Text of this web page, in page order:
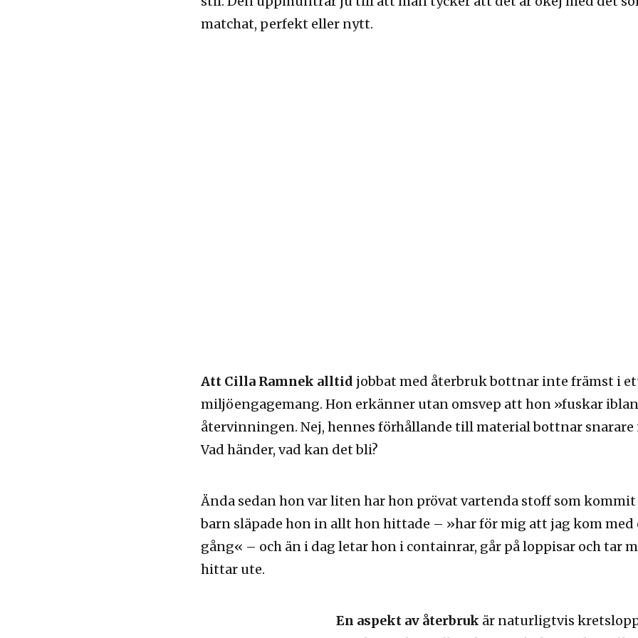
matchat, perfekt eller nytt.
Att Cilla Ramnek alltid jobbat med återbruk bottnar inte främst i
miljöengagemang. Hon erkänner utan omsvep att hon »fuskar
återvinningen. Nej, hennes förhållande till material bottnar
Vad händer, vad kan det bli?
Ända sedan hon var liten har hon prövat vartenda stoff som kommit
barn släpade hon in allt hon hittade – »har för mig att jag kom med
gång« – och än i dag letar hon i containrar, går på loppisar och tar
hittar ute.
En aspekt av återbruk är naturligtvis